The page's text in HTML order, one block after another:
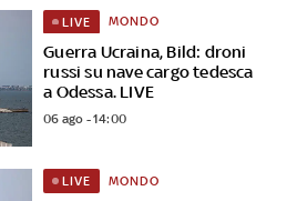
Guerra Ucraina, Bild: droni
russi su nave cargo tedesca
a Odessa. LIVE
LIVE MONDO
06 ago - 14:00
LIVE MONDO